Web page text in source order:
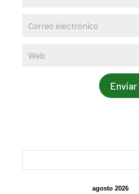
agosto 2026